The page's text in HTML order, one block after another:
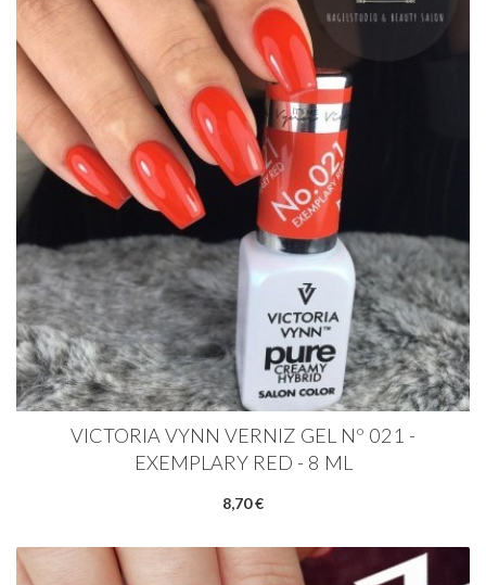
VICTORIA VYNN VERNIZ GEL Nº 021 -
EXEMPLARY RED - 8 ML
8,70 €